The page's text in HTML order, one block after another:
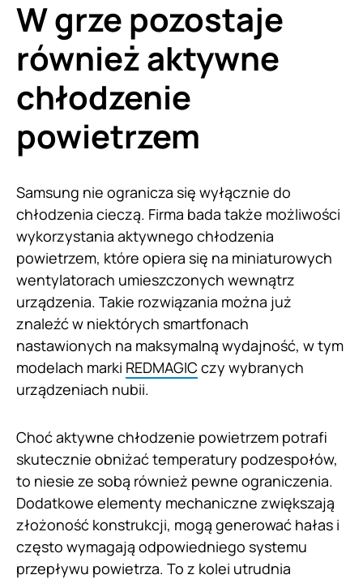
W grze pozostaje
również aktywne
chłodzenie
powietrzem
Samsung nie ogranicza się wyłącznie do
chłodzenia cieczą. Firma bada także możliwości
wykorzystania aktywnego chłodzenia
powietrzem, które opiera się na miniaturowych
wentylatorach umieszczonych wewnątrz
urządzenia. Takie rozwiązania można już
znaleźć w niektórych smartfonach
nastawionych na maksymalną wydajność, w tym
modelach marki REDMAGIC czy wybranych
urządzeniach nubii.
Choć aktywne chłodzenie powietrzem potrafi
skutecznie obniżać temperatury podzespołów,
to niesie ze sobą również pewne ograniczenia.
Dodatkowe elementy mechaniczne zwiększają
złożoność konstrukcji, mogą generować hałas i
często wymagają odpowiedniego systemu
przepływu powietrza. To z kolei utrudnia